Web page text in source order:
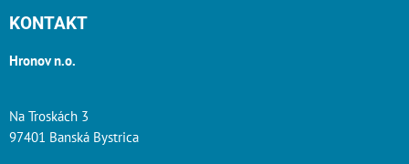
KONTAKT
Hronov n.o.
Na Troskách 3
97401 Banská Bystrica